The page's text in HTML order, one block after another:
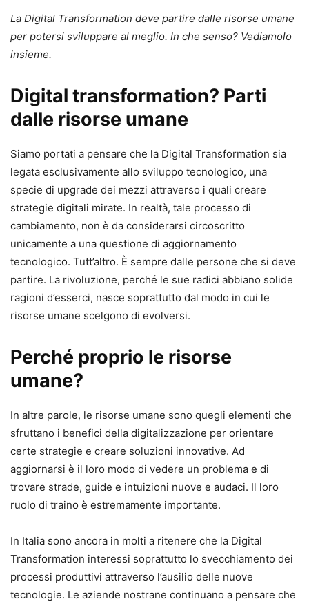
La Digital Transformation deve partire dalle risorse umane
per potersi sviluppare al meglio. In che senso? Vediamolo
insieme.
Digital transformation? Parti
dalle risorse umane
Siamo portati a pensare che la Digital Transformation sia
legata esclusivamente allo sviluppo tecnologico, una
specie di upgrade dei mezzi attraverso i quali creare
strategie digitali mirate. In realtà, tale processo di
cambiamento, non è da considerarsi circoscritto
unicamente a una questione di aggiornamento
tecnologico. Tutt’altro. È sempre dalle persone che si deve
partire. La rivoluzione, perché le sue radici abbiano solide
ragioni d’esserci, nasce soprattutto dal modo in cui le
risorse umane scelgono di evolversi.
Perché proprio le risorse
umane?
In altre parole, le risorse umane sono quegli elementi che
sfruttano i benefici della digitalizzazione per orientare
certe strategie e creare soluzioni innovative. Ad
aggiornarsi è il loro modo di vedere un problema e di
trovare strade, guide e intuizioni nuove e audaci. Il loro
ruolo di traino è estremamente importante.
In Italia sono ancora in molti a ritenere che la Digital
Transformation interessi soprattutto lo svecchiamento dei
processi produttivi attraverso l’ausilio delle nuove
tecnologie. Le aziende nostrane continuano a pensare che